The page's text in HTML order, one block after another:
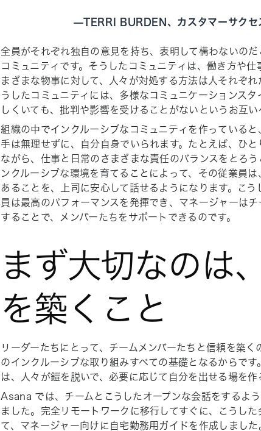
—TERRI BURDEN、カスタマーサクセ
全員がそれぞれ独自の意見を持ち、表明して構わないの
コミュニティです。そうしたコミュニティは、働き方や
まざまな物事に対して、人々が対処する方法は人それぞ
うしたコミュニティには、多様なコミュニケーションスタ
しくいても、批判や影響を受けることがないというお互い
組織の中でインクルーシブなコミュニティを作っている
手は無理せずに、自分自身でいられます。たとえば、ひ
ながら、仕事と日常のさまざまな責任のバランスをとろ
ンクルーシブな環境を育てることによって、その従業員
あることを、上司に安心して話せるようになります。こ
員は最高のパフォーマンスを発揮でき、マネージャーは
することで、メンバーたちをサポートできるのです。
まず大切なのは
を築くこと
リーダーたちにとって、チームメンバーたちと信頼を築く
のインクルーシブな取り組みすべての基礎となるからで
は、人々が鎧を脱いで、必要に応じて自分を出せる場を作
Asana では、チームとこうしたオープンな会話をするよ
ました。完全リモートワークに移行してすぐに、こうし
て、マネージャー向けに自宅勤務用ガイドを作成しまし